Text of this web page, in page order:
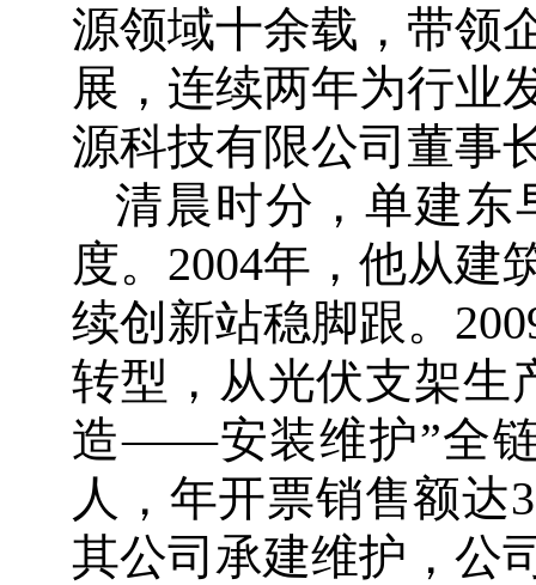
源领域十余载，带领
展，连续两年为行业
源科技有限公司董事
清晨时分，单建东
度。2004年，他从建
续创新站稳脚跟。
转型，从光伏支架
造——安装维护”全链
人，年开票销售额达
其公司承建维护，公